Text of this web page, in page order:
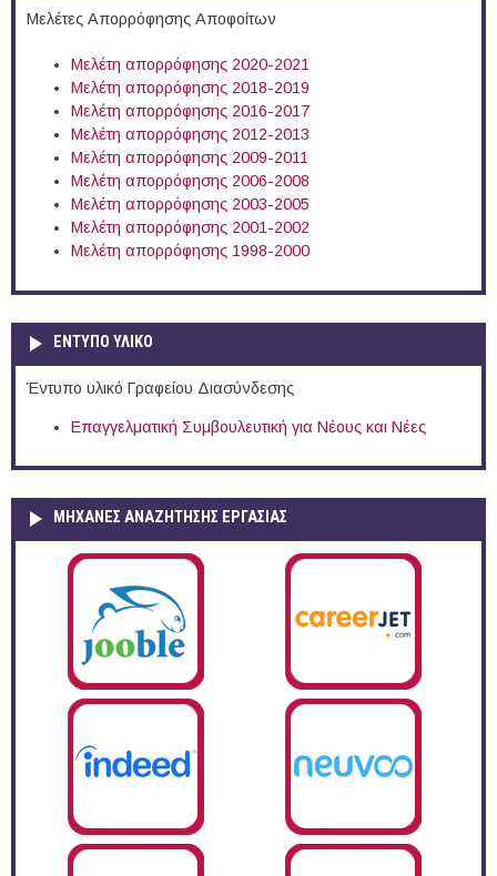
Μελέτες Απορρόφησης Αποφοίτων
Μελέτη απορρόφησης 2020-2021
Μελέτη απορρόφησης 2018-2019
Μελέτη απορρόφησης 2016-2017
Μελέτη απορρόφησης 2012-2013
Μελέτη απορρόφησης 2009-2011
Μελέτη απορρόφησης 2006-2008
Μελέτη απορρόφησης 2003-2005
Μελέτη απορρόφησης 2001-2002
Μελέτη απορρόφησης 1998-2000
ΕΝΤΥΠΟ ΥΛΙΚΟ
Έντυπο υλικό Γραφείου Διασύνδεσης
Επαγγελματική Συμβουλευτική για Νέους και Νέες
ΜΗΧΑΝΕΣ ΑΝΑΖΗΤΗΣΗΣ ΕΡΓΑΣΙΑΣ